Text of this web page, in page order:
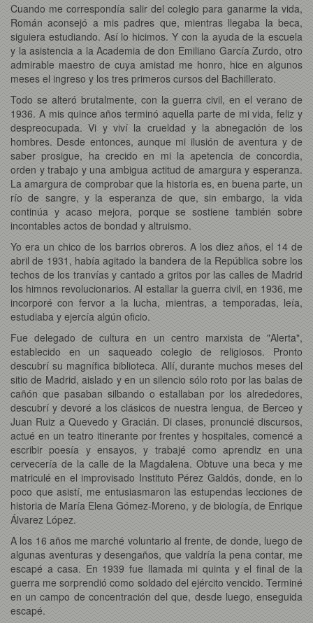
Cuando me correspondía salir del colegio para ganarme la vida,
Román aconsejó a mis padres que, mientras llegaba la beca,
siguiera estudiando. Así lo hicimos. Y con la ayuda de la escuela
y la asistencia a la Academia de don Emiliano García Zurdo, otro
admirable maestro de cuya amistad me honro, hice en algunos
meses el ingreso y los tres primeros cursos del Bachillerato.
Todo se alteró brutalmente, con la guerra civil, en el verano de
1936. A mis quince años terminó aquella parte de mi vida, feliz y
despreocupada. Vi y viví la crueldad y la abnegación de los
hombres. Desde entonces, aunque mi ilusión de aventura y de
saber prosigue, ha crecido en mi la apetencia de concordia,
orden y trabajo y una ambigua actitud de amargura y esperanza.
La amargura de comprobar que la historia es, en buena parte, un
río de sangre, y la esperanza de que, sin embargo, la vida
continúa y acaso mejora, porque se sostiene también sobre
incontables actos de bondad y altruismo.
Yo era un chico de los barrios obreros. A los diez años, el 14 de
abril de 1931, había agitado la bandera de la República sobre los
techos de los tranvías y cantado a gritos por las calles de Madrid
los himnos revolucionarios. Al estallar la guerra civil, en 1936, me
incorporé con fervor a la lucha, mientras, a temporadas, leía,
estudiaba y ejercía algún oficio.
Fue delegado de cultura en un centro marxista de "Alerta",
establecido en un saqueado colegio de religiosos. Pronto
descubrí su magnífica biblioteca. Allí, durante muchos meses del
sitio de Madrid, aislado y en un silencio sólo roto por las balas de
cañón que pasaban silbando o estallaban por los alrededores,
descubrí y devoré a los clásicos de nuestra lengua, de Berceo y
Juan Ruiz a Quevedo y Gracián. Di clases, pronuncié discursos,
actué en un teatro itinerante por frentes y hospitales, comencé a
escribir poesía y ensayos, y trabajé como aprendiz en una
cervecería de la calle de la Magdalena. Obtuve una beca y me
matriculé en el improvisado Instituto Pérez Galdós, donde, en lo
poco que asistí, me entusiasmaron las estupendas lecciones de
historia de María Elena Gómez-Moreno, y de biología, de Enrique
Álvarez López.
A los 16 años me marché voluntario al frente, de donde, luego de
algunas aventuras y desengaños, que valdría la pena contar, me
escapé a casa. En 1939 fue llamada mi quinta y el final de la
guerra me sorprendió como soldado del ejército vencido. Terminé
en un campo de concentración del que, desde luego, enseguida
escapé.